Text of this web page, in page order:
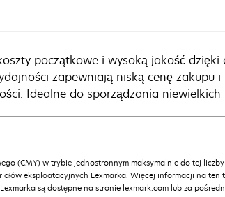
początkowe i wysoką jakość
zapewniają niską cenę zakupu
Idealne do sporządzania niewielkich
(CMY) w trybie jednostronnym maksymalnie do tej
eksploatacyjnych Lexmarka. Więcej informacji na
są dostępne na stronie lexmark.com lub za